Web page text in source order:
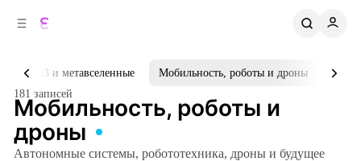
Web3 и метавселенные Мобильность, роботы и дроны
181 записей
Мобильность, роботы и
дроны
Автономные системы, робототехника, дроны и будущее